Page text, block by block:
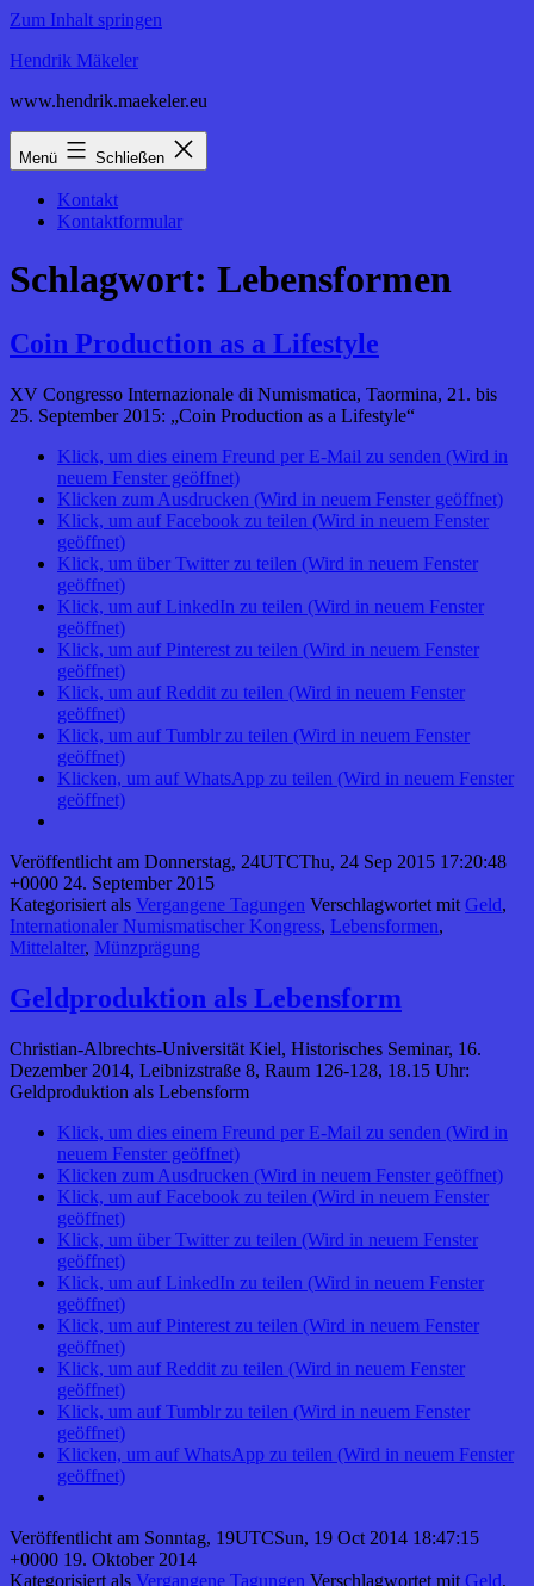
Zum Inhalt springen
Hendrik Mäkeler
www.hendrik.maekeler.eu
Menü Schließen
Kontakt
Kontaktformular
Schlagwort: Lebensformen
Coin Production as a Lifestyle
XV Congresso Internazionale di Numismatica, Taormina, 21. bis
25. September 2015: „Coin Production as a Lifestyle“
Klick, um dies einem Freund per E-Mail zu senden (Wird in
neuem Fenster geöffnet)
Klicken zum Ausdrucken (Wird in neuem Fenster geöffnet)
Klick, um auf Facebook zu teilen (Wird in neuem Fenster
geöffnet)
Klick, um über Twitter zu teilen (Wird in neuem Fenster
geöffnet)
Klick, um auf LinkedIn zu teilen (Wird in neuem Fenster
geöffnet)
Klick, um auf Pinterest zu teilen (Wird in neuem Fenster
geöffnet)
Klick, um auf Reddit zu teilen (Wird in neuem Fenster
geöffnet)
Klick, um auf Tumblr zu teilen (Wird in neuem Fenster
geöffnet)
Klicken, um auf WhatsApp zu teilen (Wird in neuem Fenster
geöffnet)
Veröffentlicht am Donnerstag, 24UTCThu, 24 Sep 2015 17:20:48
+0000 24. September 2015
Kategorisiert als Vergangene Tagungen Verschlagwortet mit Geld,
Internationaler Numismatischer Kongress, Lebensformen,
Mittelalter, Münzprägung
Geldproduktion als Lebensform
Christian-Albrechts-Universität Kiel, Historisches Seminar, 16.
Dezember 2014, Leibnizstraße 8, Raum 126-128, 18.15 Uhr:
Geldproduktion als Lebensform
Klick, um dies einem Freund per E-Mail zu senden (Wird in
neuem Fenster geöffnet)
Klicken zum Ausdrucken (Wird in neuem Fenster geöffnet)
Klick, um auf Facebook zu teilen (Wird in neuem Fenster
geöffnet)
Klick, um über Twitter zu teilen (Wird in neuem Fenster
geöffnet)
Klick, um auf LinkedIn zu teilen (Wird in neuem Fenster
geöffnet)
Klick, um auf Pinterest zu teilen (Wird in neuem Fenster
geöffnet)
Klick, um auf Reddit zu teilen (Wird in neuem Fenster
geöffnet)
Klick, um auf Tumblr zu teilen (Wird in neuem Fenster
geöffnet)
Klicken, um auf WhatsApp zu teilen (Wird in neuem Fenster
geöffnet)
Veröffentlicht am Sonntag, 19UTCSun, 19 Oct 2014 18:47:15
+0000 19. Oktober 2014
Kategorisiert als Vergangene Tagungen Verschlagwortet mit Geld,